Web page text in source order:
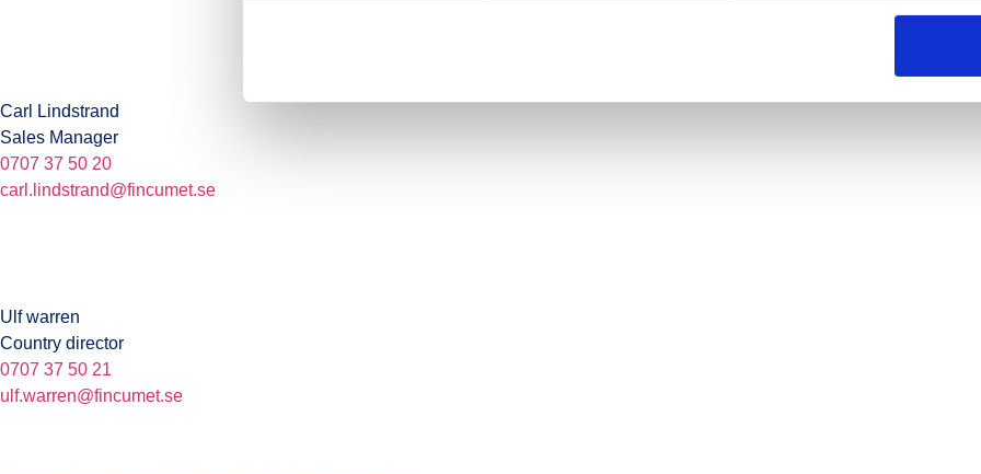
Carl Lindstrand
Sales Manager
0707 37 50 20
carl.lindstrand@fincumet.se
Ulf warren
Country director
0707 37 50 21
ulf.warren@fincumet.se